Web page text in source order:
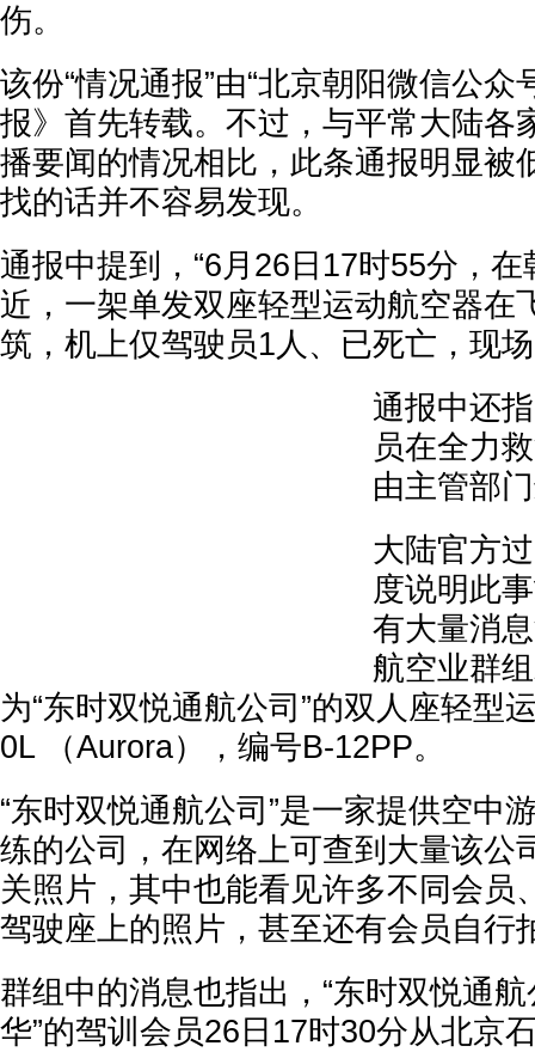
伤。
该份“情况通报”由“北京朝阳微信公众
报》首先转载。不过，与平常大陆各
播要闻的情况相比，此条通报明显被
找的话并不容易发现。
通报中提到，“6月26日17时55分，
近，一架单发双座轻型运动航空器在
筑，机上仅驾驶员1人、已死亡，现
通报中还
员在全力
由主管部
大陆官方
度说明此
有大量消
航空业群
为“东时双悦通航公司”的双人座轻型
0L （Aurora），编号B-12PP。
“东时双悦通航公司”是一家提供空中
练的公司，在网络上可查到大量该公
关照片，其中也能看见许多不同会员
驾驶座上的照片，甚至还有会员自行
群组中的消息也指出，“东时双悦通航
华”的驾训会员26日17时30分从北京